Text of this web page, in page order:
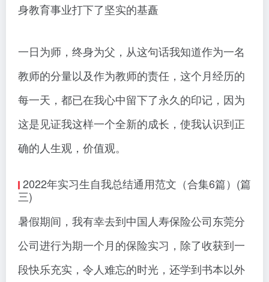
身教育事业打下了坚实的基矗
一日为师，终身为父，从这句话我知道作为一名
教师的分量以及作为教师的责任，这个月经历的
每一天，都已在我心中留下了永久的印记，因为
这是见证我这样一个全新的成长，使我认识到正
确的人生观，价值观。
2022年实习生自我总结通用范文（合集6篇）(篇
三)
暑假期间，我有幸去到中国人寿保险公司东莞分
公司进行为期一个月的保险实习，除了收获到一
段快乐充实，令人难忘的时光，还学到书本以外